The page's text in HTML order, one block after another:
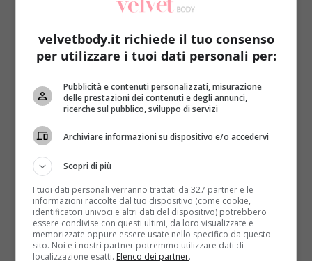
Come arrivare a cento anni e oltre. Ha tutti gli
aspetti della grande impresa e la cosa più difficile
non è tanto arrivarci, ma in che modo arrivarci
Le donne più vecchie del mondo sono nate tutte ne
‘900: hanno vissuto entrambe le guerre mondiali, la
corsa allo spazio, l’affondamento del Titanic. Più di
un secolo fa, l’aspettativa di vita non superava i
sessant’anni e queste adorabili vecchiette, invece,
hanno fatto a vivere così a lungo.
La più anziana èMisao Okawa, giapponese, che
sta per compiere 117 anni a marzo. Okawa vive in
una comunità di pensionati a Osaka e consuma tre
pasti al giorno. Adora il sushi e pretende di
velvetbody.it richiede il tuo consenso
per utilizzare i tuoi dati personali per:
Pubblicità e contenuti personalizzati, misurazione
delle prestazioni dei contenuti e degli annunci,
ricerche sul pubblico, sviluppo di servizi
Archiviare informazioni su dispositivo e/o accedervi
Scopri di più
I tuoi dati personali verranno trattati da 327 partner e le
informazioni raccolte dal tuo dispositivo (come cookie,
identificatori univoci e altri dati del dispositivo) potrebbero
essere condivise con questi ultimi, da loro visualizzate e
memorizzate oppure essere usate nello specifico da questo
sito. Noi e i nostri partner potremmo utilizzare dati di
localizzazione esatti. Elenco dei partner.